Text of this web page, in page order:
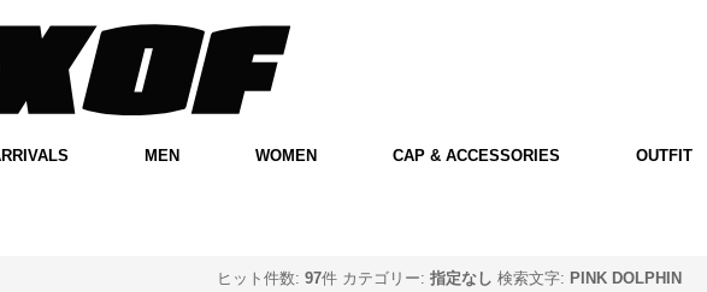
MEN WOMEN CAP & ACCESSORIES OUTFIT
ヒット件数: 97件 カテゴリー: 指定なし 検索文字: PINK DOLPHIN